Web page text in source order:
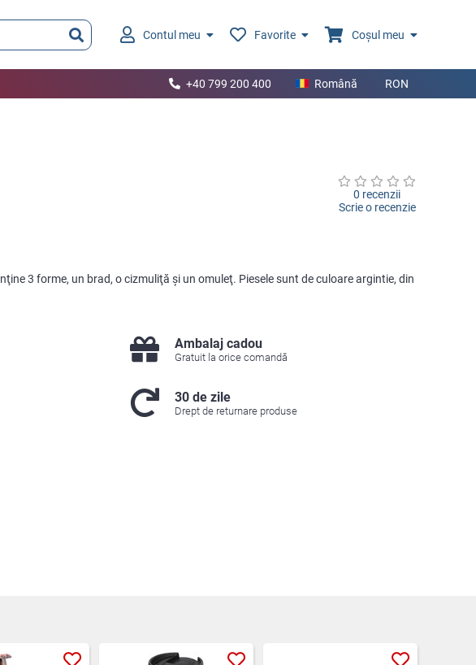
Contul meu Favorite Coșul meu
+40 799 200 400 Română RON
0 recenzii
Scrie o recenzie
3 forme, un brad, o cizmuliţă şi un omuleţ. Piesele sunt de culoare argintie, din
Ambalaj cadou
Gratuit la orice comandă
30 de zile
Drept de returnare produse